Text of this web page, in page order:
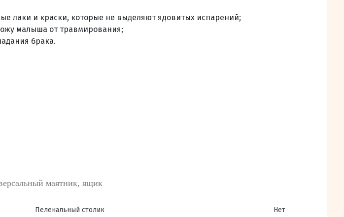
лаки и краски, которые не выделяют ядовитых испарений;
малыша от травмирования;
брака.
маятник, ящик
Пеленальный столик Нет